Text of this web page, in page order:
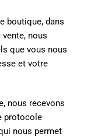
boutique, dans
vente, nous
que vous nous
et votre
nous recevons
protocole
nous permet